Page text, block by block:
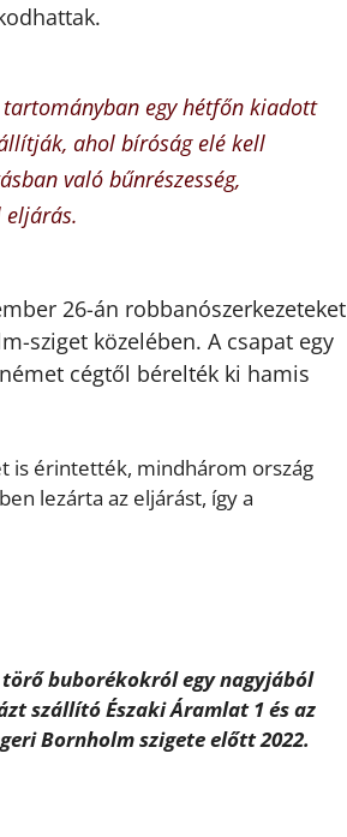
egy hétfőn kiadott
ahol bíróság elé kell
való bűnrészesség,
26-án robbanószerkezeteket
sziget közelében. A csapat egy
cégtől bérelték ki hamis
is érintették, mindhárom ország
lezárta az eljárást, így a
buborékokról egy nagyjából
szállító Északi Áramlat 1 és az
Bornholm szigete előtt 2022.